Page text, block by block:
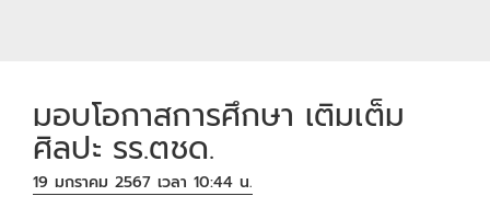
มอบโอกาสการศึกษา เติมเต็ม
ศิลปะ รร.ตชด.
19 มกราคม 2567 เวลา 10:44 น.